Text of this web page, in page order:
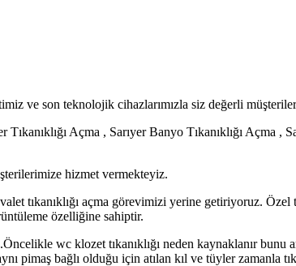
ve son teknolojik cihazlarımızla siz değerli
Açma , Sarıyer Banyo Tıkanıklığı Açma ,
hizmet vermekteyiz.
tıkanıklığı açma görevimizi yerine getiriyoruz. Özel
özelliğine sahiptir.
wc klozet tıkanıklığı neden kaynaklanır bunu
pimaş bağlı olduğu için atılan kıl ve tüyler zamanla